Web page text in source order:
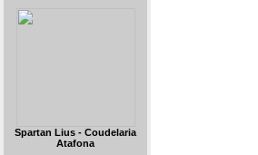
Spartan Lius - Coudelaria
Atafona